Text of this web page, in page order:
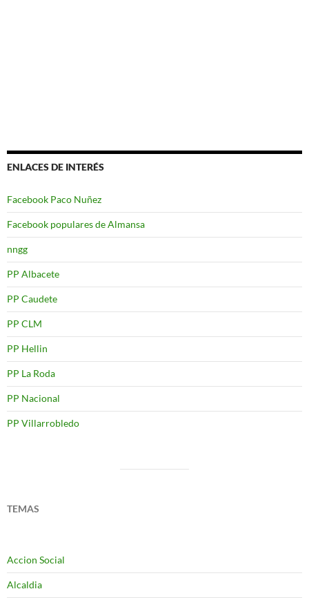
ENLACES DE INTERÉS
Facebook Paco Nuñez
Facebook populares de Almansa
nngg
PP Albacete
PP Caudete
PP CLM
PP Hellin
PP La Roda
PP Nacional
PP Villarrobledo
TEMAS
Accion Social
Alcaldia